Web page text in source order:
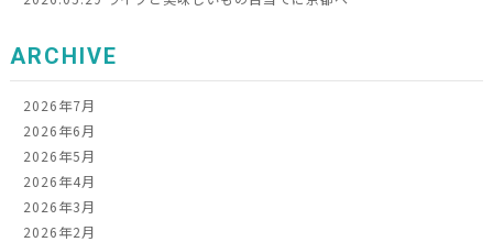
ARCHIVE
2026年7月
2026年6月
2026年5月
2026年4月
2026年3月
2026年2月